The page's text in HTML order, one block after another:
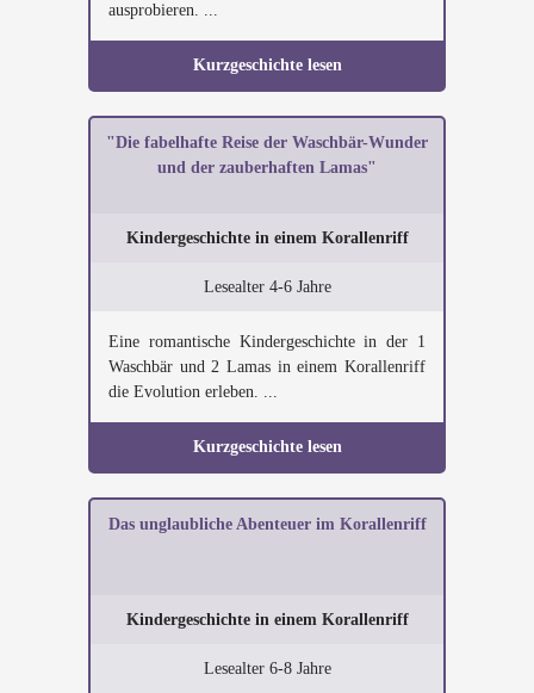
ausprobieren. ...
Kurzgeschichte lesen
"Die fabelhafte Reise der Waschbär-Wunder
und der zauberhaften Lamas"
Kindergeschichte in einem Korallenriff
Lesealter 4-6 Jahre
Eine romantische Kindergeschichte in der 1
Waschbär und 2 Lamas in einem Korallenriff
die Evolution erleben. ...
Kurzgeschichte lesen
Das unglaubliche Abenteuer im Korallenriff
Kindergeschichte in einem Korallenriff
Lesealter 6-8 Jahre